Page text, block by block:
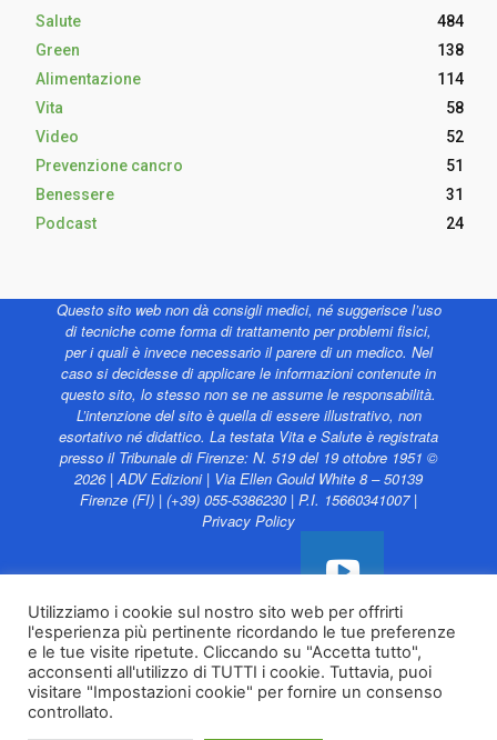
Salute
484
Green
138
Alimentazione
114
Vita
58
Video
52
Prevenzione cancro
51
Benessere
31
Podcast
24
Questo sito web non dà consigli medici, né suggerisce l’uso
di tecniche come forma di trattamento per problemi fisici,
per i quali è invece necessario il parere di un medico. Nel
caso si decidesse di applicare le informazioni contenute in
questo sito, lo stesso non se ne assume le responsabilità.
L’intenzione del sito è quella di essere illustrativo, non
esortativo né didattico. La testata Vita e Salute è registrata
presso il Tribunale di Firenze: N. 519 del 19 ottobre 1951 ©
2026 | ADV Edizioni | Via Ellen Gould White 8 – 50139
Firenze (FI) | (+39) 055-5386230 | P.I. 15660341007 |
Privacy Policy
Vita e Salute web è
sostenuto da
Utilizziamo i cookie sul nostro sito web per offrirti
l'esperienza più pertinente ricordando le tue preferenze
e le tue visite ripetute. Cliccando su "Accetta tutto",
acconsenti all'utilizzo di TUTTI i cookie. Tuttavia, puoi
visitare "Impostazioni cookie" per fornire un consenso
controllato.